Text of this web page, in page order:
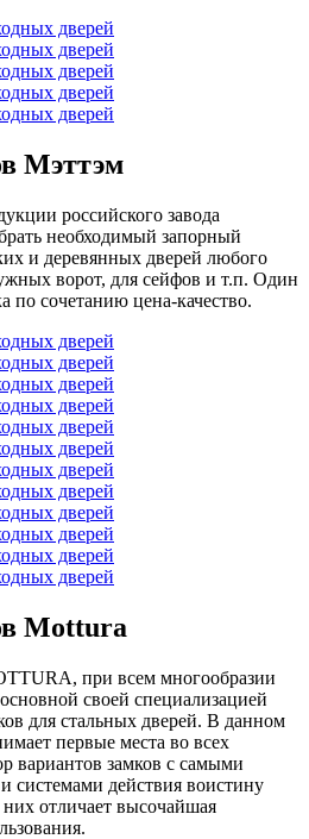
Мэттэм
российского завода
необходимый запорный
и деревянных дверей любого
ворот, для сейфов и т.п. Один
по сочетанию цена-качество.
Mottura
при всем многообразии
своей специализацией
для стальных дверей. В данном
первые места во всех
вариантов замков с самыми
действия воистину
отличает высочайшая